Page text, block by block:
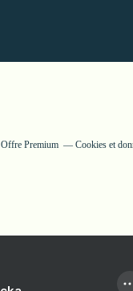
Offre Premium Cookies et